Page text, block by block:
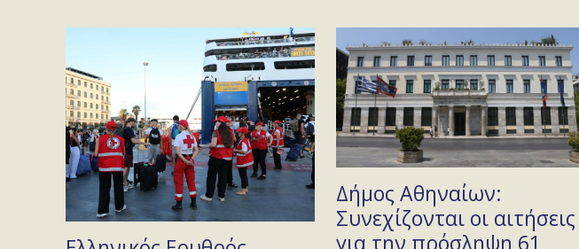
Δήμος Αθηναίων:
Συνεχίζονται οι αιτήσεις
για την πρόσληψη 61